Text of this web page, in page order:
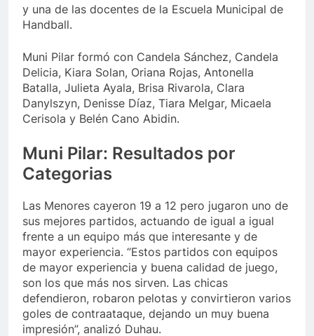
y una de las docentes de la Escuela Municipal de
Handball.
Muni Pilar formó con Candela Sánchez, Candela
Delicia, Kiara Solan, Oriana Rojas, Antonella
Batalla, Julieta Ayala, Brisa Rivarola, Clara
Danylszyn, Denisse Díaz, Tiara Melgar, Micaela
Cerisola y Belén Cano Abidin.
Muni Pilar: Resultados por
Categorias
Las Menores cayeron 19 a 12 pero jugaron uno de
sus mejores partidos, actuando de igual a igual
frente a un equipo más que interesante y de
mayor experiencia. “Estos partidos con equipos
de mayor experiencia y buena calidad de juego,
son los que más nos sirven. Las chicas
defendieron, robaron pelotas y convirtieron varios
goles de contraataque, dejando un muy buena
impresión”, analizó Duhau.